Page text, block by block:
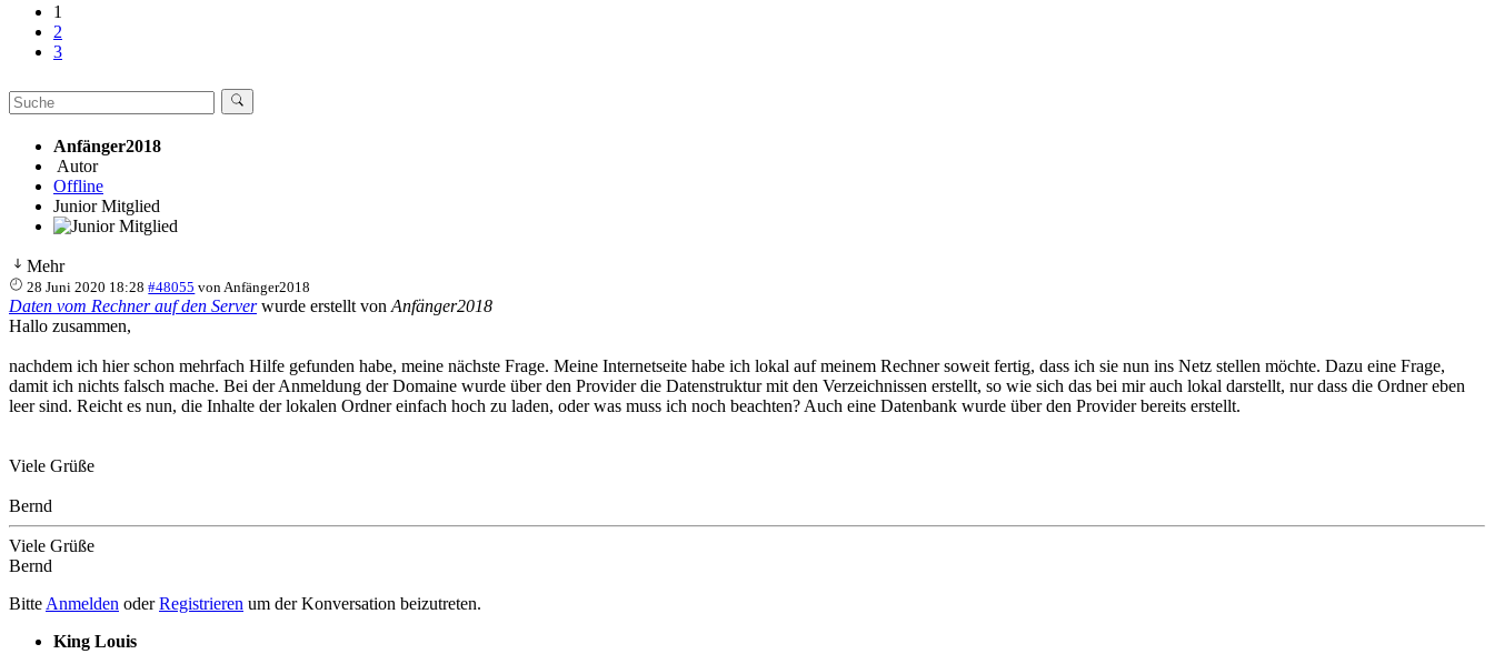
1
2
3
Anfänger2018
Autor
Offline
Junior Mitglied
Mehr
28 Juni 2020 18:28 #48055 von Anfänger2018
Daten vom Rechner auf den Serverwurde erstellt von Anfänger2018
Hallo zusammen,
nachdem ich hier schon mehrfach Hilfe gefunden habe, meine nächste Frage. Meine Internetseite habe ich lokal auf meinem Rechner soweit fertig, dass ich sie nun ins Netz stellen möchte. Dazu eine Frage,
damit ich nichts falsch mache. Bei der Anmeldung der Domaine wurde über den Provider die Datenstruktur mit den Verzeichnissen erstellt, so wie sich das bei mir auch lokal darstellt, nur dass die Ordner eben
leer sind. Reicht es nun, die Inhalte der lokalen Ordner einfach hoch zu laden, oder was muss ich noch beachten? Auch eine Datenbank wurde über den Provider bereits erstellt.
Viele Grüße
Bernd
Viele Grüße
Bernd
Bitte Anmelden oderRegistrieren um der Konversation beizutreten.
King Louis